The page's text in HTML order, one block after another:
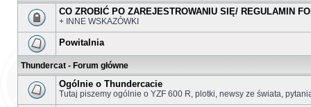
CO ZROBIĆ PO ZAREJESTROWANIU SIĘ/ REGULAMIN
+ INNE WSKAZÓWKI
Powitalnia
Thundercat - Forum główne
Ogólnie o Thundercacie
Tutaj piszemy ogólnie o YZF 600 R, plotki, newsy ze świata,